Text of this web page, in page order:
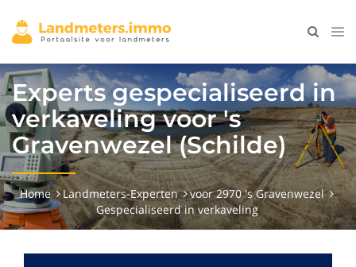
Experts gespecialiseerd in
verkaveling voor 's
Gravenwezel (Schilde)
Home Landmeters-Experten
voor 2970 's Gravenwezel
Gespecialiseerd in verkaveling